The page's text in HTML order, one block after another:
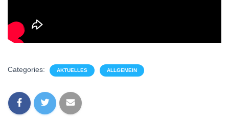
Categories: AKTUELLES ALLGEMEIN